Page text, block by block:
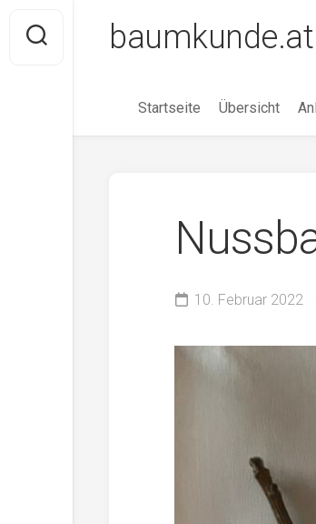
content
baumkunde.at
Startseite Übersicht
10. Februar 2022